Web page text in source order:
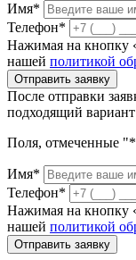
Имя*
Телефон*
Нажимая на кнопку
нашей политикой
Отправить заявку
После отправки
подходящий
Поля, отмеченные
Имя*
Телефон*
Нажимая на кнопку
нашей политикой
Отправить заявку